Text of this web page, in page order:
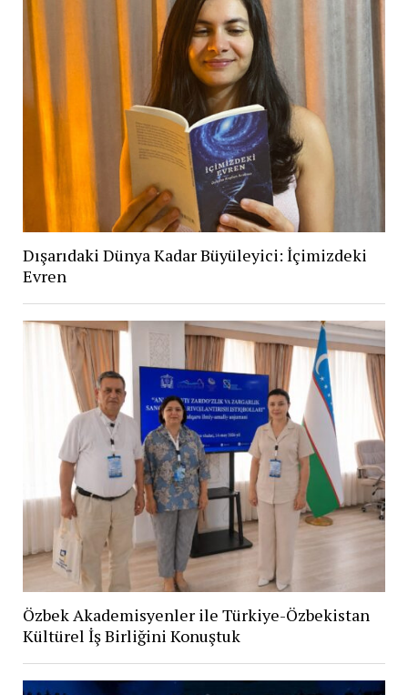
Dışarıdaki Dünya Kadar Büyüleyici: İçimizdeki
Evren
Özbek Akademisyenler ile Türkiye-Özbekistan
Kültürel İş Birliğini Konuştuk